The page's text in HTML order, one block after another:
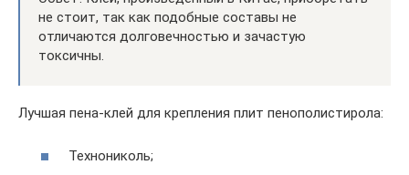
не стоит, так как подобные составы не
отличаются долговечностью и зачастую
токсичны.
Лучшая пена-клей для крепления плит пенополистирола:
Технониколь;